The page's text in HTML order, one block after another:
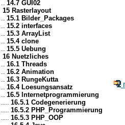
.. 14.7 GUI02
15 Rasterlayout
.. 15.1 Bilder_Packages
.. 15.2 interfaces
.. 15.3 ArrayList
.. 15.4 clone
.. 15.5 Uebung
16 Nuetzliches
.. 16.1 Threads
.. 16.2 Animation
.. 16.3 RungeKutta
.. 16.4 Loesungsansatz
.. 16.5 Internetprogrammierung
.... 16.5.1 Codegenerierung
.... 16.5.2 PHP_Programmierung
.... 16.5.3 PHP_OOP